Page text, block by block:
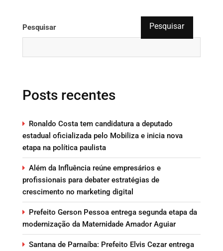
Pesquisar Pesquisar
Posts recentes
Ronaldo Costa tem candidatura a deputado
estadual oficializada pelo Mobiliza e inicia nova
etapa na política paulista
Além da Influência reúne empresários e
profissionais para debater estratégias de
crescimento no marketing digital
Prefeito Gerson Pessoa entrega segunda etapa da
modernização da Maternidade Amador Aguiar
Santana de Parnaíba: Prefeito Elvis Cezar entrega